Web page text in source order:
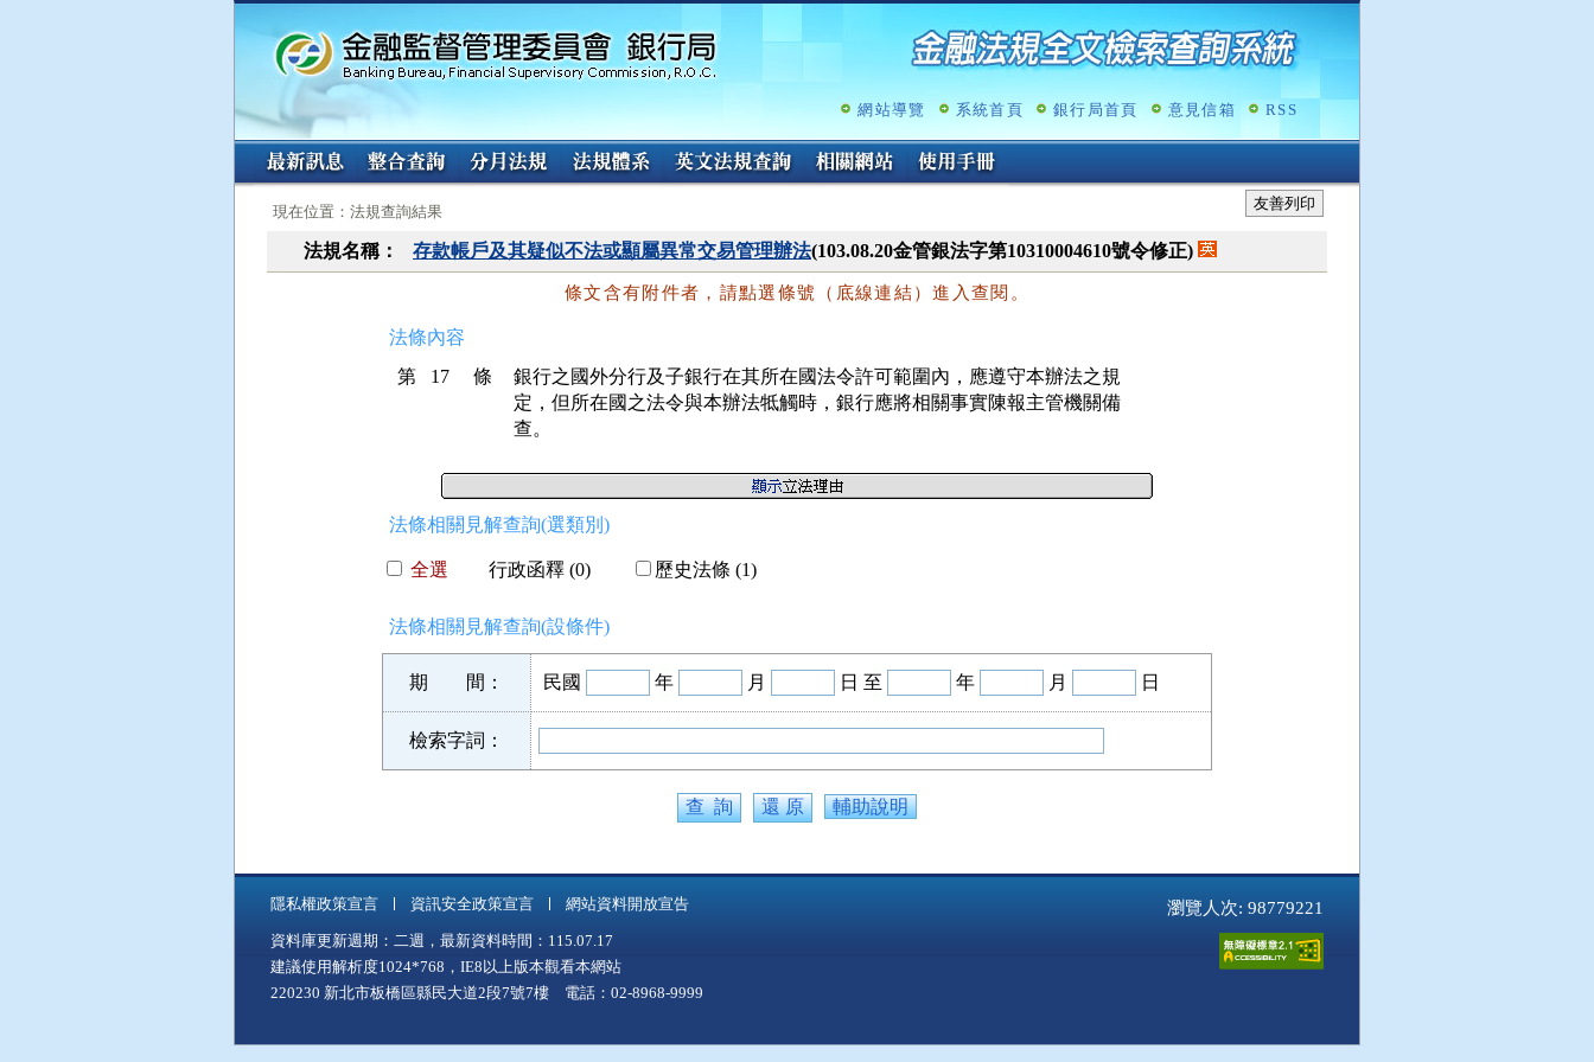
跳
容
網站導覽 系統首頁 銀行局首頁 意見信箱 RSS
:::
現在位置：法規查詢結果 友善列印
法規名稱： 存款帳戶及其疑似不法或顯屬異常交易管理辦法(103.08.20金管銀法字第10310004610號令修正)
條文含有附件者，請點選條號（底線連結）進入查閱。
法條內容
第 17 條
銀行之國外分行及子銀行在其所在國法令許可範圍內，應遵守本辦法之規
定，但所在國之法令與本辦法牴觸時，銀行應將相關事實陳報主管機關備
查。
法條相關見解查詢(選類別)
全選 行政函釋 (0) 歷史法條 (1)
法條相關見解查詢(設條件)
期 間： 民國 年 月 日 至 年 月 日
檢索字詞：
輔助說明
隱私權政策宣言 資訊安全政策宣言 網站資料開放宣告 瀏覽人次: 98779221
資料庫更新週期：二週，最新資料時間：115.07.17
建議使用解析度1024*768，IE8以上版本觀看本網站
220230 新北市板橋區縣民大道2段7號7樓 電話：02-8968-9999